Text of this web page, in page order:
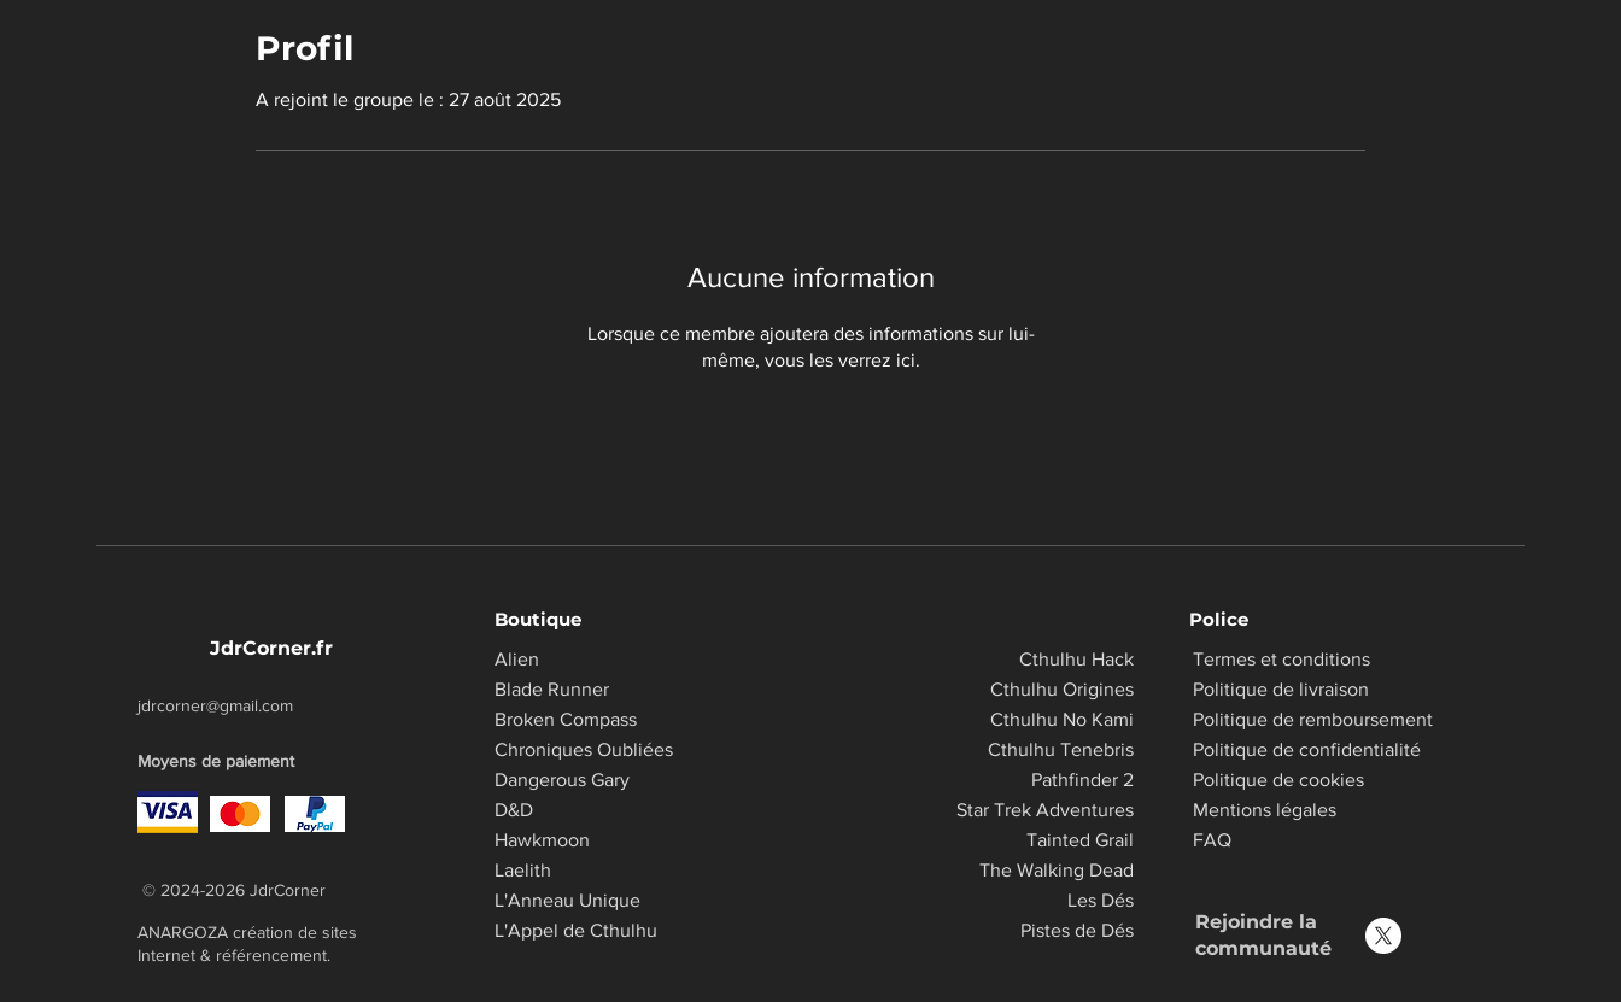
Profil
A rejoint le groupe le : 27 août 2025
Aucune information
Lorsque ce membre ajoutera des informations sur lui-
même, vous les verrez ici.
JdrCorner.fr
jdrcorner@gmail.com
Moyens de paiement
© 2024-2026 JdrCorner
ANARGOZA création de sites
Internet & référencement.
Boutique
Alien
Blade Runner
Broken Compass
Chroniques Oubliées
​Dangerous Gary
D&D
Hawkmoon
Laelith
L'Anneau Unique
L'Appel de Cthulhu​​
Cthulhu Hack
Cthulhu Origines
Cthulhu No Kami
Cthulhu Tenebris
Pathfinder 2
Star Trek Adventures
Tainted Grail
The Walking Dead
Les Dés
Pistes de Dés
Police
Termes et conditions
Politique de livraison
Politique de remboursement
Politique de confidentialité
Politique de cookies
Mentions légales
FAQ
Rejoindre la
communauté